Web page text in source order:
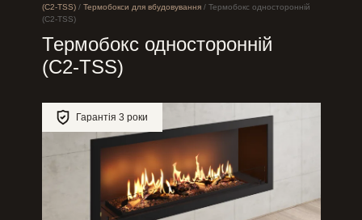
(C2-TSS)/ Термобокси для вбудовування/ Термобокс односторонній
(C2-TSS)
Термобокс односторонній
(C2-TSS)
Гарантія 3 роки